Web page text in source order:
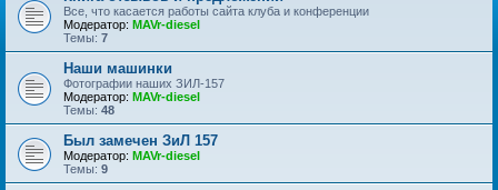
Все, что касается работы сайта клуба и конференции
Модератор: MAVr-diesel
Темы: 7
Наши машинки
Фотографии наших ЗИЛ-157
Модератор: MAVr-diesel
Темы: 48
Был замечен ЗиЛ 157
Модератор: MAVr-diesel
Темы: 9